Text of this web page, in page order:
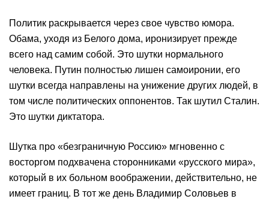
Политик раскрывается через свое чувство юмора.
Обама, уходя из Белого дома, иронизирует прежде
всего над самим собой. Это шутки нормального
человека. Путин полностью лишен самоиронии, его
шутки всегда направлены на унижение других людей, в
том числе политических оппонентов. Так шутил Сталин.
Это шутки диктатора.
Шутка про «безграничную Россию» мгновенно с
восторгом подхвачена сторонниками «русского мира»,
который в их больном воображении, действительно, не
имеет границ. В тот же день Владимир Соловьев в